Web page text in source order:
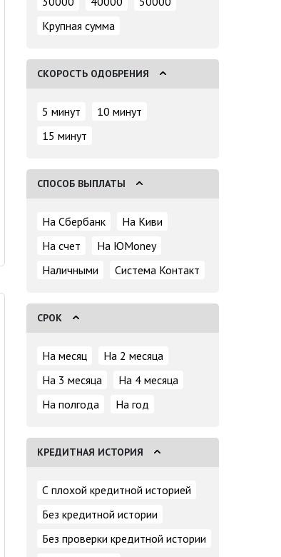
Крупная сумма
СКОРОСТЬ ОДОБРЕНИЯ
5 минут
10 минут
15 минут
СПОСОБ ВЫПЛАТЫ
На Сбербанк
На Киви
На счет
На ЮMoney
Наличными
Система Контакт
СРОК
На месяц
На 2 месяца
На 3 месяца
На 4 месяца
На полгода
На год
КРЕДИТНАЯ ИСТОРИЯ
С плохой кредитной историей
Без кредитной истории
Без проверки кредитной истории